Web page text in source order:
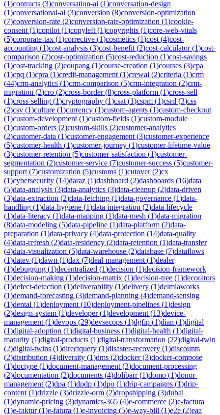
(1)contracts (3)conversation-ai (1)conversation-design
(1)conversational-ai (3)conversion (8)conversion-optimization
(7)conversion-rate (2)conversion-rate-optimization (1)cookie-
consent (1)copilot (1)copyleft (1)copyrights (1)core-web-vitals
(5)corporate-tax (1)corrective (1)cosmetics (1)cost (4)cost-
accounting (1)cost-analysis (3)cost-benefit (2)cost-calculator(1)cost-
comparison (2)cost-optimization (5)cost-reduction (1)cost-savings
(1)cost-tracking (2)coupang (1)course-creation (1)courses (3)cpa
(1)cpq (1)cpra (1)credit-management (1)crewai (2)criteria (1)crm
(44)crm-analytics (1)crm-comparison (5)crm-integration (2)crm-
migration (2)cro (2)cross-border(8)cross-platform (1)cross-sell
(1)cross-selling (1)cryptography (1)csat (1)cspm (1)csrd (3)css
(2)csv (1)culture (1)currency (1)custom-agents (1)custom-checkout
(1)custom-development (1)custom-fields (1)custom-module
(1)custom-orders (2)custom-skills (2)customer-analytics
(2)customer-data (1)customer-engagement (3)customer-experience
(5)customer-health (1)customer-journey (1)customer-lifetime-value
(3)customer-retention (5)customer-satisfaction (1)customer-
segmentation (2)customer-service (7)customer-success (5)customer-
support (7)customization (5)customs (1)cutover(2)cx
(1)cybersecurity (14)daraz (1)dashboard (2)dashboards (16)data
(5)data-analysis (3)data-analytics (3)data-cleanup (2)data-driven
(3)data-extraction (2)data-fetching (1)data-governance (1)data-
handling (1)data-hygiene (1)data-integration (2)data-lifecycle
(1)data-literacy (1)data-mapping (1)data-mesh (1)data-migration
(8)data-modeling (5)data-pipeline (1)data-platform (2)data-
preparation (1)data-privacy (4)data-protection (14)data-quality
(4)data-refresh (2)data-residency (2)data-retention (1)data-transfer
(4)data-visualization (5)data-warehouse (2)database (7)dataflows
(1)datev (1)dawn (1)dax (7)deal-management (1)dealer
(1)debugging (1)decentralized (1)decision (1)decision-framework
(1)decision-making (1)decision-matrix (1)decision-tree (1)decorators
(1)defect-detection (1)deliverability (1)delivery (1)delmiaworks
(1)demand-forecasting (3)demand-planning (4)demand-sensing
(1)dental (1)deployment (10)deployment-pipelines (1)design
(2)design-system (1)developer(1)development (13)device-
management (1)devops (29)devsecops (1)dgfip (1)dian (1)digital
(1)digital-adoption (1)digital-business (1)digital-health (1)digital-
maturity (1)digital-products (1)digital-transformation (22)digital-twin
(2)digital-twins (1)directquery (1)disaster-recovery (1)discounts
(2)distribution (4)diversity (1)dms (2)docker(3)docker-compose
(1)doctype (1)document-management (3)document-processing
(2)documentation (2)documents (4)dolibarr(1)domo (1)donor-
management (2)dpa (1)dpdp (1)dpo (1)drip-campaigns (1)drip-
content (1)drizzle (3)drizzle-orm (2)dropshipping (3)dubai
(1)dynamic-pricing (3)dynamics-365 (4)e-commerce (2)e-factura
(1)e-faktur(1)e-fatura (1)e-invoicing (5)e-way-bill (1)e2e (2)eaa